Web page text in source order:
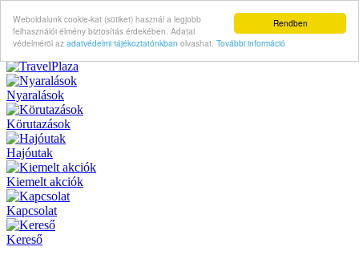
Rendben
Weboldalunk cookie-kat (sütiket) használ a legjobb
felhasználói élmény biztosítás érdekében. Adatai
védelméröl az adatvédelmi tájékoztatónkban olvashat. További információ
Nyaralások
Körutazások
Hajóutak
Kiemelt akciók
Kapcsolat
Kereső